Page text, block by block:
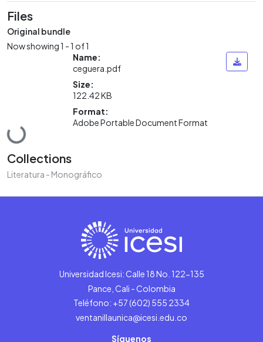
Files
Original bundle
Now showing1 - 1 of 1
Loading...
Name:
ceguera.pdf
Size:
122.42 KB
Format:
Adobe Portable Document Format
Collections
Literatura - Monográfico
Universidad Icesi: Calle 18 No. 122-135
Pance, Cali - Colombia
Teléfono: +57 (602) 555 2334
ventanillaunica@icesi.edu.co
Síguenos